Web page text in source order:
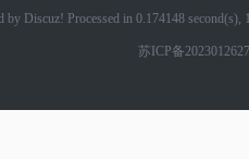
by Discuz! Processed in 0.174148
苏ICP备